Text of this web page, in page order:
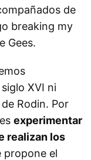
de
breaking my
Gees.
XVI ni
Rodin. Por
experimentar
realizan los
propone el